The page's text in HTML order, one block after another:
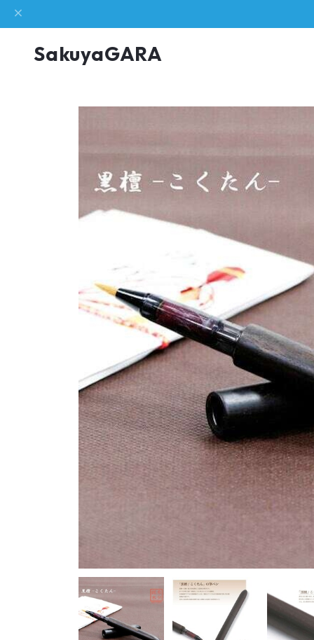
SakuyaGARA